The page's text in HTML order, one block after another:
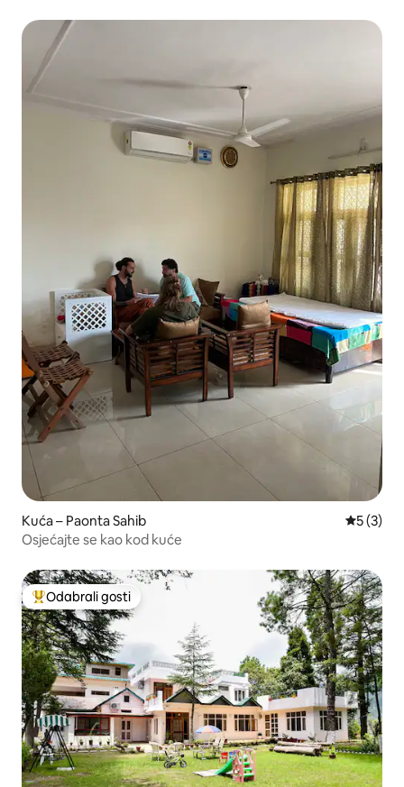
Kuća – Paonta Sahib
5 (3)
Osjećajte se kao kod kuće
Među najviše rangiranima s oznakom „Odabrali gosti”
Odabrali gosti